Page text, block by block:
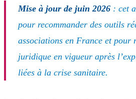
Mise à jour de juin 2026 : cet
pour recommander des outils
associations en France et pour
juridique en vigueur après
liées à la crise sanitaire.